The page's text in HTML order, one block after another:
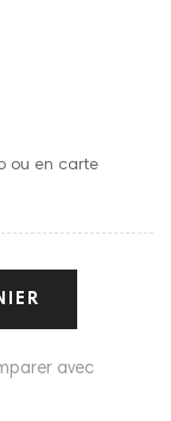
ou en carte
avec